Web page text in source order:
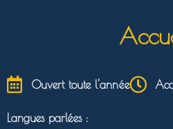
Ouvert toute l'année
Langues parlées :